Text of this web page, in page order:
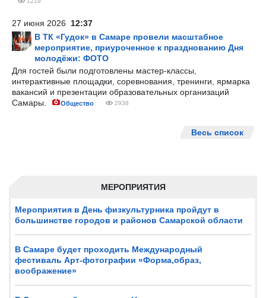
МЕРОПРИЯТИЯ
Мероприятия в День физкультурника пройдут в
большинстве городов и районов Самарской области
В Самаре будет проходить Международный
фестиваль Арт-фотографии «Форма,образ,
воображение»
27 июня 2026 12:37
В ТК «Гудок» в Самаре провели масштабное
мероприятие, приуроченное к празднованию Дня
молодёжи: ФОТО
Для гостей были подготовлены мастер-классы,
интерактивные площадки, соревнования, тренинги, ярмарка
вакансий и презентации образовательных организаций
Самары.
Общество 2938
Весь список